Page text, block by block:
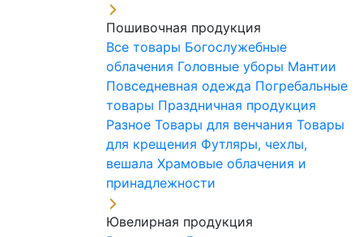
Пошивочная продукция
Все товары Богослужебные
облачения Головные уборы Мантии
Повседневная одежда Погребальные
товары Праздничная продукция
Разное Товары для венчания Товары
для крещения Футляры, чехлы,
вешала Храмовые облачения и
принадлежности
Ювелирная продукция